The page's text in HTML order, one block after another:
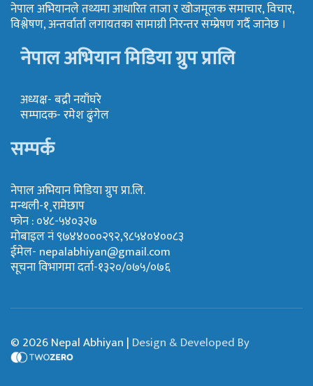
नेपाल अभियानले तथ्यमा आधारित ताजा र खोजमूलक समाचार, विचार,
विश्लेषण, अन्तर्वार्ता लगायतका सामाग्री निरन्तर सम्प्रेषण गर्दै जानेछ ।
नेपाल अभियान मिडिया ग्रुप प्रालि
अध्यक्ष- बद्री नयाँघरे
सम्पादक- रमेश ढुंगेल
सम्पर्क
नेपाल अभियान मिडिया ग्रुप प्रा.लि.
मन्थली-१¸रामेछाप
फोन : ०४८-५४०३२७
मोबाइल नं ९७४४०००२९२,९८५४०४००८३
ईमेल- nepalabhiyan@gmail.com
सूचना विभागमा दर्ता-१३२०/०७५/०७६
© 2026 Nepal Abhiyan | Design & Developed By